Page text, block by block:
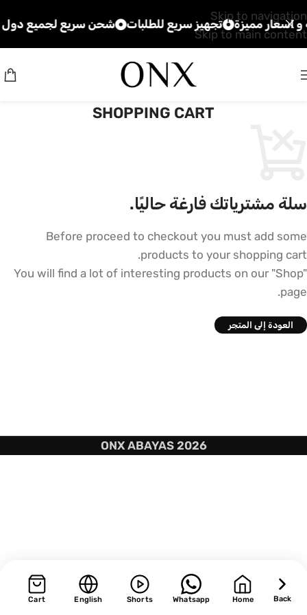
Skip to navigation
Skip to main content
شحن سريع لجميع دول تجهيز سريع للطلبات اسعار مميزة
SHOPPING CART
سلة مشترياتك فارغة حاليًا.
Before proceed to checkout you must add some
products to your shopping cart.
You will find a lot of interesting products on our "Shop"
page.
العودة إلى المتجر
ONX ABAYAS 2026
Back
Home
Whatsapp
Shorts
English
Cart